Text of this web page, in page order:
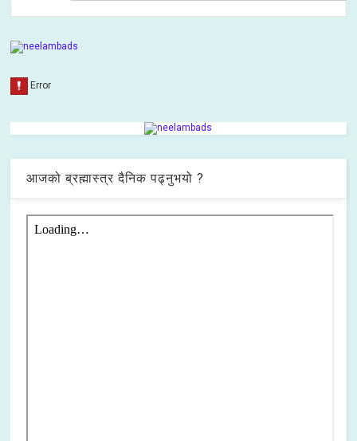
आजको ब्रह्मास्त्र दैनिक पढ्नुभयो ?